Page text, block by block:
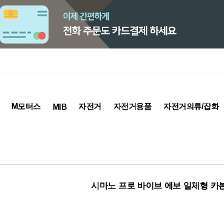
M모터스 MIB 자전거 자전거용품 자전거의류/잡화
시마노 프로 바이브 에보 일체형 카